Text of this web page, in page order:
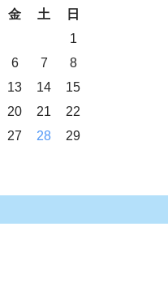
金 土
日
1
6 7
8
13 14
15
20 21
22
27 28
29